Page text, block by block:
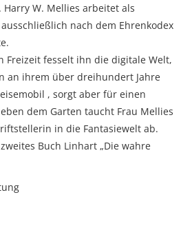
W. Mellies arbeitet als
nach dem Ehrenkodex
Freizeit fesselt ihn die digitale Welt,
an ihrem über dreihundert Jahre
, sorgt aber für einen
dem Garten taucht Frau Mellies
in die Fantasiewelt ab.
Buch Linhart „Die wahre